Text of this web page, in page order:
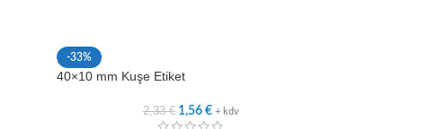
-33%
40×10 mm Kuşe Etiket
2,33€ 1,56 € + kdv